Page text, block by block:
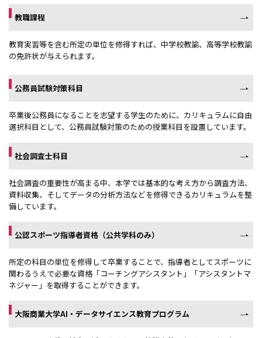
教職課程
教育実習等を含む所定の単位を修得すれば、中学校教諭、高等学校教諭
の免許状が与えられます。
公務員試験対策科目
卒業後公務員になることを志望する学生のために、カリキュラムに自由
選択科目として、公務員試験対策のための授業科目を設置しています。
社会調査士科目
社会調査の重要性が高まる中、本学では基本的な考え方から調査方法、
資料収集、そしてデータの分析方法などを修得できるカリキュラムを整
備しています。
公認スポーツ指導者資格（公共学科のみ）
所定の科目の単位を修得して卒業することで、指導者としてスポーツに
関わるうえで必要な資格「コーチングアシスタント」「アシスタントマ
ネジャー」を取得することができます。
大阪商業大学AI・データサイエンス教育プログラム